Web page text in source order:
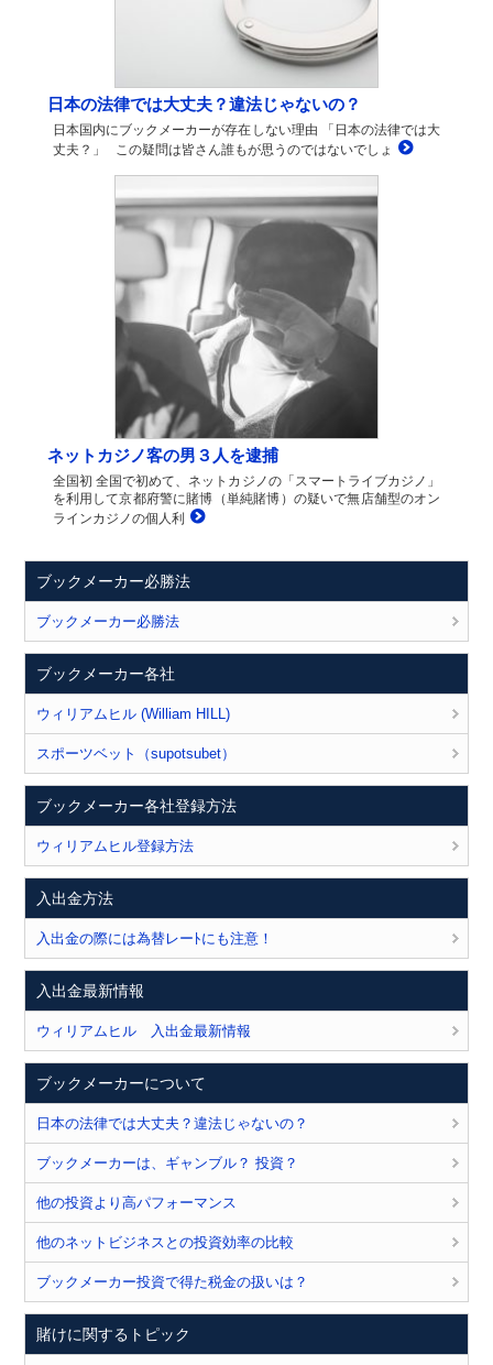
日本の法律では大丈夫？違法じゃないの？
日本国内にブックメーカーが存在しない理由 「日本の法律では大
丈夫？」 この疑問は皆さん誰もが思うのではないでしょ
ネットカジノ客の男３人を逮捕
全国初 全国で初めて、ネットカジノの「スマートライブカジノ」
を利用して京都府警に賭博（単純賭博）の疑いで無店舗型のオン
ラインカジノの個人利
ブックメーカー必勝法
ブックメーカー必勝法
ブックメーカー各社
ウィリアムヒル (William HILL)
スポーツベット（supotsubet）
ブックメーカー各社登録方法
ウィリアムヒル登録方法
入出金方法
入出金の際には為替レーﾄにも注意！
入出金最新情報
ウィリアムヒル 入出金最新情報
ブックメーカーについて
日本の法律では大丈夫？違法じゃないの？
ブックメーカーは、ギャンブル？ 投資？
他の投資より高パフォーマンス
他のネットビジネスとの投資効率の比較
ブックメーカー投資で得た税金の扱いは？
賭けに関するトピック